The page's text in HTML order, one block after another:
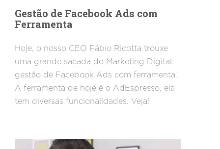
Gestão de Facebook Ads com
Ferramenta
Hoje, o nosso CEO Fábio Ricotta trouxe
uma grande sacada do Marketing Digital:
gestão de Facebook Ads com ferramenta.
A ferramenta de hoje é o AdEspresso, ela
tem diversas funcionalidades. Veja!